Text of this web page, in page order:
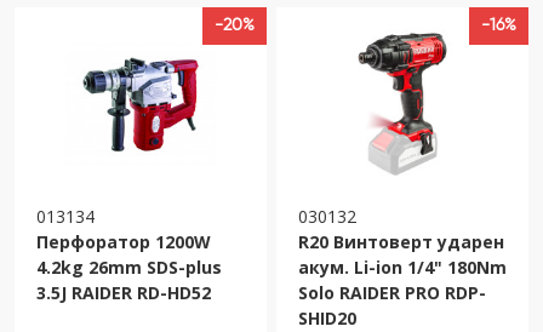
-20%
013134
Перфоратор 1200W
4.2kg 26mm SDS-plus
3.5J RAIDER RD-HD52
-16%
030132
R20 Винтоверт ударен
акум. Li-ion 1/4" 180Nm
Solo RAIDER PRO RDP-
SHID20